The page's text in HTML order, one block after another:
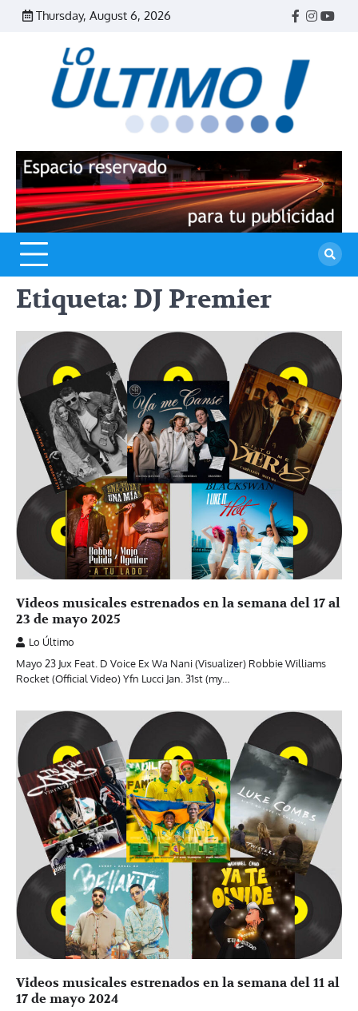
Skip
Thursday, August 6, 2026
Facebook
Etiqueta: DJ Premier
Videos musicales estrenados en la semana del 17 al
23 de mayo 2025
Lo Último
Mayo 23 Jux Feat. D Voice Ex Wa Nani (Visualizer) Robbie Williams
Rocket (Official Video) Yfn Lucci Jan. 31st (my…
Videos musicales estrenados en la semana del 11 al
17 de mayo 2024